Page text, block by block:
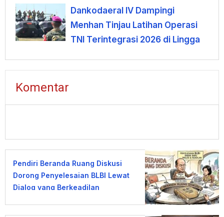
Dankodaeral IV Dampingi
Menhan Tinjau Latihan Operasi
TNI Terintegrasi 2026 di Lingga
Komentar
Pendiri Beranda Ruang Diskusi
Dorong Penyelesaian BLBI Lewat
Dialog yang Berkeadilan